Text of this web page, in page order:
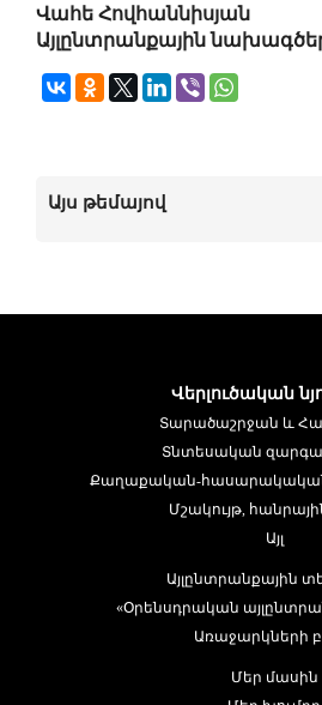
Վահե Հովհաննիսյան
Այլընտրանքային
Այս թեմայով
Վերլուծական
Տարածաշրջան և
Տնտեսական
Քաղաքական-
Մշակույթ,
Այլ
Այլընտրանքային
«Օրենսդրական
Առաջարկների
Մեր մասին